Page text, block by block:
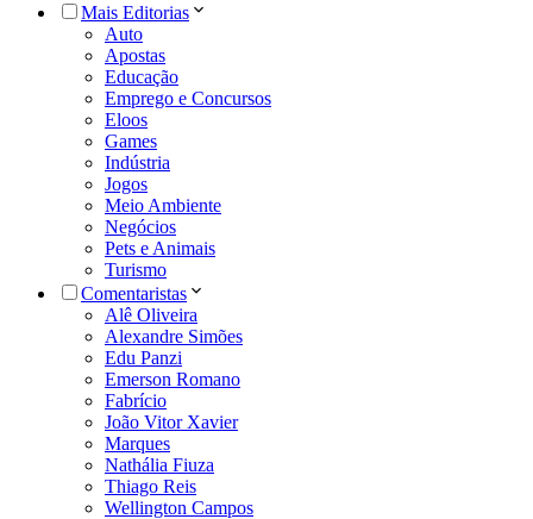
Mais Editorias
Auto
Apostas
Educação
Emprego e Concursos
Eloos
Games
Indústria
Jogos
Meio Ambiente
Negócios
Pets e Animais
Turismo
Comentaristas
Alê Oliveira
Alexandre Simões
Edu Panzi
Emerson Romano
Fabrício
João Vitor Xavier
Marques
Nathália Fiuza
Thiago Reis
Wellington Campos